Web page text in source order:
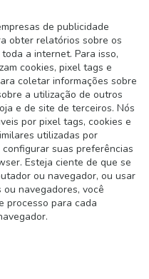
de publicidade
obter relatórios sobre os
a internet. Para isso,
cookies, pixel tags e
coletar informações sobre
a utilização de outros
e de site de terceiros. Nós
por pixel tags, cookies e
utilizadas por
suas preferências
Esteja ciente de que se
ou navegador, ou usar
navegadores, você
processo para cada